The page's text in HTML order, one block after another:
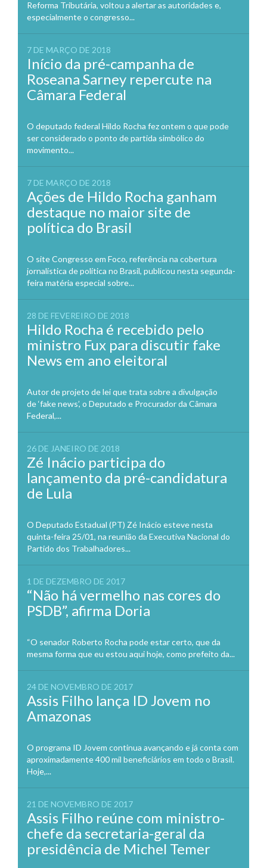
Reforma Tributária, voltou a alertar as autoridades e,
especialmente o congresso...
7 DE MARÇO DE 2018
Início da pré-campanha de
Roseana Sarney repercute na
Câmara Federal
O deputado federal Hildo Rocha fez ontem o que pode
ser considerado o ponto de partida simbólico do
movimento...
7 DE MARÇO DE 2018
Ações de Hildo Rocha ganham
destaque no maior site de
política do Brasil
O site Congresso em Foco, referência na cobertura
jornalística de política no Brasil, publicou nesta segunda-
feira matéria especial sobre...
28 DE FEVEREIRO DE 2018
Hildo Rocha é recebido pelo
ministro Fux para discutir fake
News em ano eleitoral
Autor de projeto de lei que trata sobre a divulgação
de ‘fake news’, o Deputado e Procurador da Câmara
Federal,...
26 DE JANEIRO DE 2018
Zé Inácio participa do
lançamento da pré-candidatura
de Lula
O Deputado Estadual (PT) Zé Inácio esteve nesta
quinta-feira 25/01, na reunião da Executiva Nacional do
Partido dos Trabalhadores...
1 DE DEZEMBRO DE 2017
“Não há vermelho nas cores do
PSDB”, afirma Doria
“O senador Roberto Rocha pode estar certo, que da
mesma forma que eu estou aqui hoje, como prefeito da...
24 DE NOVEMBRO DE 2017
Assis Filho lança ID Jovem no
Amazonas
O programa ID Jovem continua avançando e já conta com
aproximadamente 400 mil beneficiários em todo o Brasil.
Hoje,...
21 DE NOVEMBRO DE 2017
Assis Filho reúne com ministro-
chefe da secretaria-geral da
presidência de Michel Temer